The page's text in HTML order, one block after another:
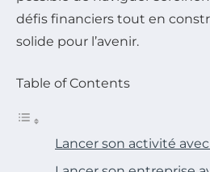
défis financiers tout en
solide pour l’avenir.
Table of Contents
Lancer son activité